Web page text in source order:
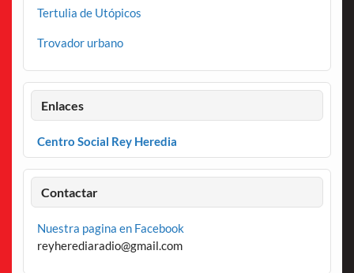
Tertulia de Utópicos
Trovador urbano
Enlaces
Centro Social Rey Heredia
Contactar
Nuestra pagina en Facebook
reyherediaradio@gmail.com